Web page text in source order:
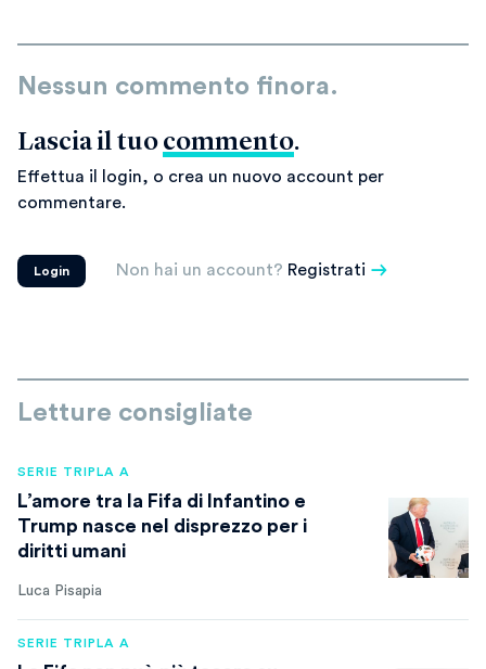
Nessun commento finora.
Lascia il tuo commento.
Effettua il login, o crea un nuovo account per
commentare.
Login Non hai un account? Registrati
Letture consigliate
SERIE TRIPLA A
L’amore tra la Fifa di Infantino e
Trump nasce nel disprezzo per i
diritti umani
Luca Pisapia
SERIE TRIPLA A